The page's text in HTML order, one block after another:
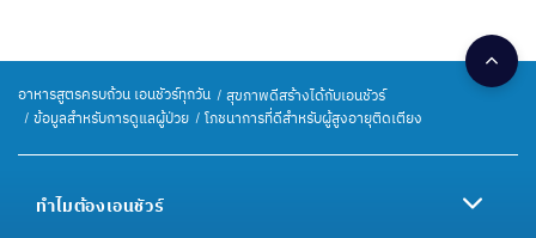
อาหารสูตรครบถ้วน เอนชัวร์ทุกวัน
สุขภาพดีสร้างได้กับเอนชัวร์
ข้อมูลสำหรับการดูแลผู้ป่วย
โภชนาการที่ดีสำหรับผู้สูงอายุติดเตียง
ทำไมต้องเอนชัวร์